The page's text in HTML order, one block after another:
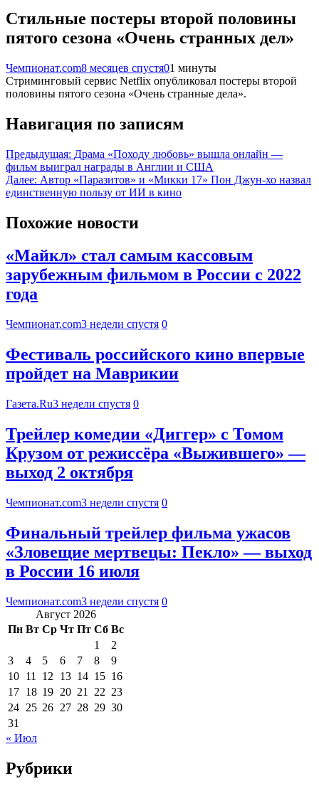
Стильные постеры второй половины
пятого сезона «Очень странных дел»
Чемпионат.com8 месяцев спустя01 минуты
Стриминговый сервис Netflix опубликовал постеры второй
половины пятого сезона «Очень странные дела».
Навигация по записям
Предыдущая: Драма «Походу любовь» вышла онлайн —
фильм выиграл награды в Англии и США
Далее: Автор «Паразитов» и «Микки 17» Пон Джун-хо назвал
единственную пользу от ИИ в кино
Похожие новости
«Майкл» стал самым кассовым
зарубежным фильмом в России с 2022
года
Чемпионат.com3 недели спустя 0
Фестиваль российского кино впервые
пройдет на Маврикии
Газета.Ru3 недели спустя 0
Трейлер комедии «Диггер» с Томом
Крузом от режиссёра «Выжившего» —
выход 2 октября
Чемпионат.com3 недели спустя 0
Финальный трейлер фильма ужасов
«Зловещие мертвецы: Пекло» — выход
в России 16 июля
Чемпионат.com3 недели спустя 0
Август 2026
Пн Вт Ср Чт Пт Сб Вс
1
2
3
4 5 6 7 8
9
10 11 12 13 14 15 16
17 18 19 20 21 22 23
24 25 26 27 28 29 30
31
« Июл
Рубрики